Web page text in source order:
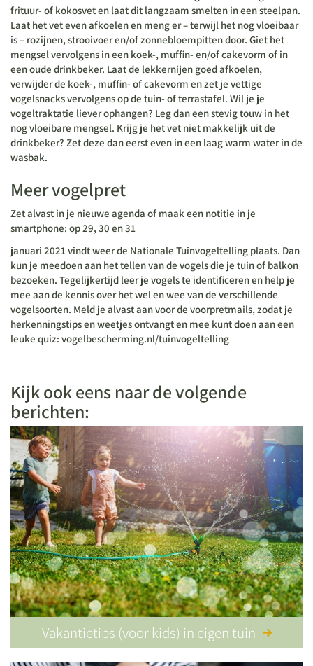
frituur- of kokosvet en laat dit langzaam smelten in een steelpan.
Laat het vet even afkoelen en meng er – terwijl het nog vloeibaar
is – rozijnen, strooivoer en/of zonnebloempitten door. Giet het
mengsel vervolgens in een koek-, muffin- en/of cakevorm of in
een oude drinkbeker. Laat de lekkernijen goed afkoelen,
verwijder de koek-, muffin- of cakevorm en zet je vettige
vogelsnacks vervolgens op de tuin- of terrastafel. Wil je je
vogeltraktatie liever ophangen? Leg dan een stevig touw in het
nog vloeibare mengsel. Krijg je het vet niet makkelijk uit de
drinkbeker? Zet deze dan eerst even in een laag warm water in de
wasbak.
Meer vogelpret
Zet alvast in je nieuwe agenda of maak een notitie in je
smartphone: op 29, 30 en 31
januari 2021 vindt weer de Nationale Tuinvogeltelling plaats. Dan
kun je meedoen aan het tellen van de vogels die je tuin of balkon
bezoeken. Tegelijkertijd leer je vogels te identificeren en help je
mee aan de kennis over het wel en wee van de verschillende
vogelsoorten. Meld je alvast aan voor de voorpretmails, zodat je
herkenningstips en weetjes ontvangt en mee kunt doen aan een
leuke quiz: vogelbescherming.nl/tuinvogeltelling
Kijk ook eens naar de volgende
berichten:
Vakantietips (voor kids) in eigen tuin